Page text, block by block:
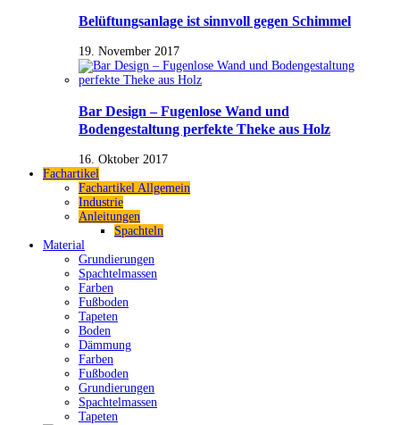
Belüftungsanlage ist sinnvoll gegen Schimmel
19. November 2017
Bar Design – Fugenlose Wand und
Bodengestaltung perfekte Theke aus Holz
16. Oktober 2017
Fachartikel
Fachartikel Allgemein
Industrie
Anleitungen
Spachteln
Material
Grundierungen
Spachtelmassen
Farben
Fußboden
Tapeten
Boden
Dämmung
Farben
Fußboden
Grundierungen
Spachtelmassen
Tapeten